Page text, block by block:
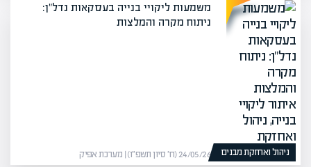
ניהול ואחזקת מבנים
משמעות ליקויי בנייה בעסקאות נדל"ן:
ניתוח מקרה והמלצות
24/05/26 (ח׳ סיון תשפ״ו) | מערכת אפיק